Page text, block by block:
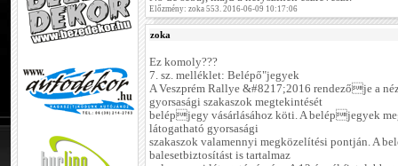
Előzmény: zoka 553. 2016-06-09 10:17:06
zoka
Ez komoly???
7. sz. melléklet: Belépő"jegyek
A Veszprém Rallye &#8217;2016 rendezője a
gyorsasági szakaszok megtekintését
belépjegy vásárlásához köti. A belépjegyek
látogatható gyorsasági
szakaszok valamennyi megközelítési pontján. A
balesetbiztosítást is tartalmaz